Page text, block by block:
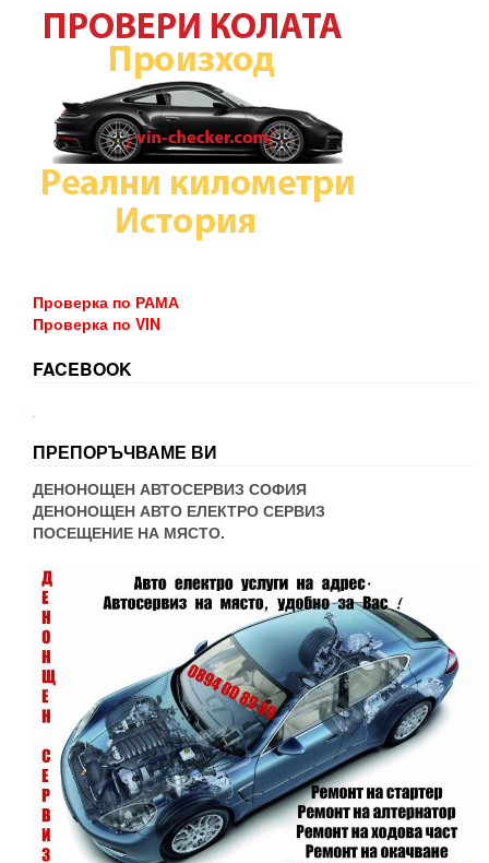
Проверка по РАМА
Проверка по VIN
FACEBOOK
ПРЕПОРЪЧВАМЕ ВИ
ДЕНОНОЩЕН АВТОСЕРВИЗ СОФИЯ
ДЕНОНОЩЕН АВТО ЕЛЕКТРО СЕРВИЗ
ПОСЕЩЕНИЕ НА МЯСТО.